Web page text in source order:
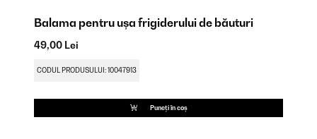
Balama pentru ușa frigiderului de băuturi
49,00 Lei
CODUL PRODUSULUI: 10047913
Puneți în coș